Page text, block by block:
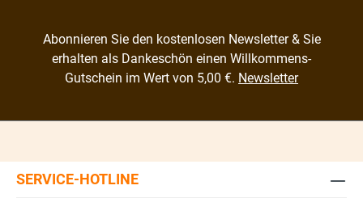
Abonnieren Sie den kostenlosen Newsletter & Sie
erhalten als Dankeschön einen Willkommens-
Gutschein im Wert von 5,00 €. Newsletter
SERVICE-HOTLINE